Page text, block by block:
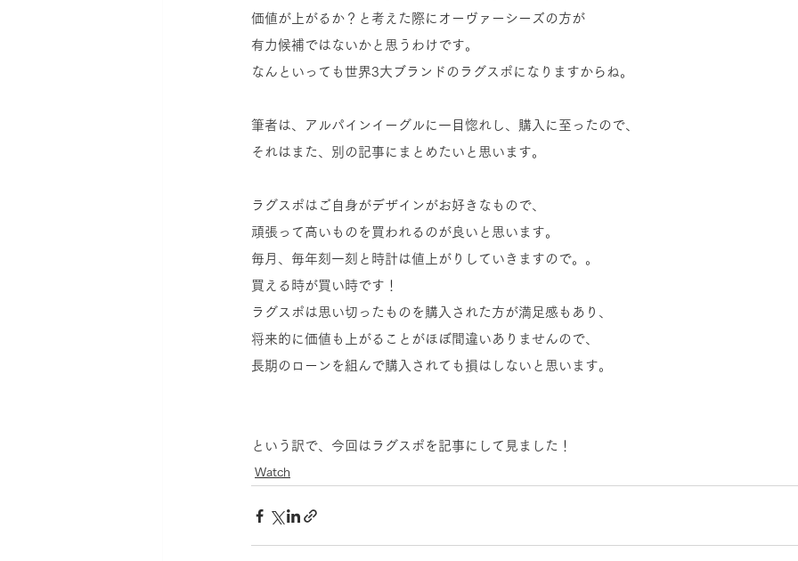
価値が上がるか？と考えた際にオーヴァーシーズの方が
有力候補ではないかと思うわけです。
なんといっても世界3大ブランドのラグスポになりますからね。
筆者は、アルパインイーグルに一目惚れし、購入に至ったので、
それはまた、別の記事にまとめたいと思います。
ラグスポはご自身がデザインがお好きなもので、
頑張って高いものを買われるのが良いと思います。
毎月、毎年刻一刻と時計は値上がりしていきますので。。
買える時が買い時です！
ラグスポは思い切ったものを購入された方が満足感もあり、
将来的に価値も上がることがほぼ間違いありませんので、
長期のローンを組んで購入されても損はしないと思います。
という訳で、今回はラグスポを記事にして見ました！
Watch